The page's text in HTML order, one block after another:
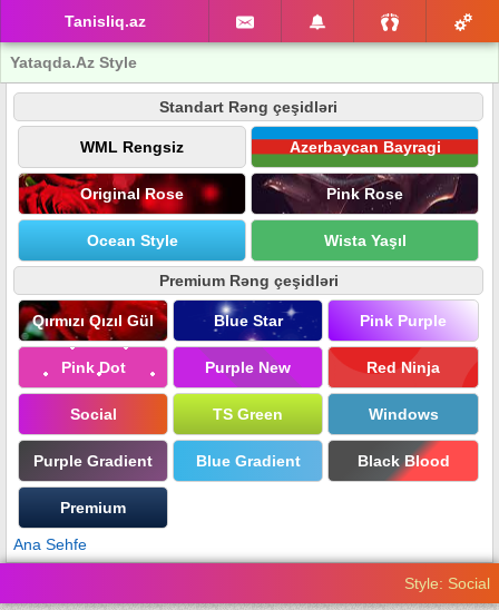
Tanisliq.az
Yataqda.Az Style
Standart Rəng çeşidləri
WML Rengsiz Azerbaycan Bayragi
Original Rose Pink Rose
Ocean Style Wista Yaşıl
Premium Rəng çeşidləri
Qırmızı Qızıl Gül Blue Star Pink Purple
Pink Dot Purple New Red Ninja
Social TS Green Windows
Purple Gradient Blue Gradient Black Blood
Premium
Ana Sehfe
Style: Social